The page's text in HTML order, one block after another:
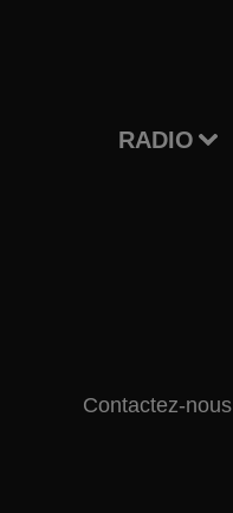
RADIO
Contactez-nous